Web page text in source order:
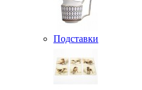
Подставки